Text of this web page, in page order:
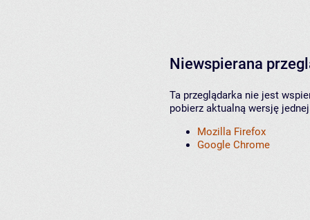
Niewspierana
Ta przeglądarka nie jest
pobierz aktualną wersję
Mozilla Firefox
Google Chrome